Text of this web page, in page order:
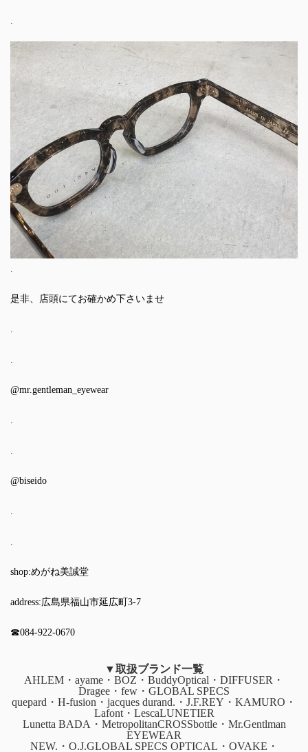
.
是非、店頭にてお確かめ下さいませ
@mr.gentleman_eyewear
@biseido
shop:めがね美誠堂
address:広島県福山市延広町3-7
☎︎084-922-0670
▼取扱ブランド一覧
AHLEM・ayame・BOZ・BuddyOptical・DIFFUSER・
Dragee・few・GLOBAL SPECS
quepard・H-fusion・jacques durand.・J.F.REY・KAMURO・
Lafont・LescaLUNETIER
Lunetta BADA・MetropolitanCROSSbottle・Mr.Gentlman
EYEWEAR
NEW.・O.J.GLOBAL SPECS OPTICAL・OVAKE・